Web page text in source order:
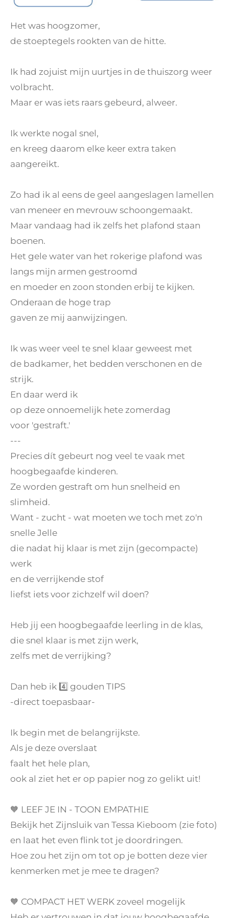
Het was hoogzomer,
de stoeptegels rookten van de hitte.
Ik had zojuist mijn uurtjes in de thuiszorg weer
volbracht.
Maar er was iets raars gebeurd, alweer.
Ik werkte nogal snel,
en kreeg daarom elke keer extra taken
aangereikt.
Zo had ik al eens de geel aangeslagen lamellen
van meneer en mevrouw schoongemaakt.
Maar vandaag had ik zelfs het plafond staan
boenen.
Het gele water van het rokerige plafond was
langs mijn armen gestroomd
en moeder en zoon stonden erbij te kijken.
Onderaan de hoge trap
gaven ze mij aanwijzingen.
Ik was weer veel te snel klaar geweest met
de badkamer, het bedden verschonen en de
strijk.
En daar werd ik
op deze onnoemelijk hete zomerdag
voor 'gestraft.'
---
Precies dít gebeurt nog veel te vaak met
hoogbegaafde kinderen.
Ze worden gestraft om hun snelheid en
slimheid.
Want - zucht - wat moeten we toch met zo'n
snelle Jelle
die nadat hij klaar is met zijn (gecompacte)
werk
en de verrijkende stof
liefst iets voor zichzelf wil doen?
Heb jij een hoogbegaafde leerling in de klas,
die snel klaar is met zijn werk,
zelfs met de verrijking?
Dan heb ik 4️⃣ gouden TIPS
-direct toepasbaar-
Ik begin met de belangrijkste.
Als je deze overslaat
faalt het hele plan,
ook al ziet het er op papier nog zo gelikt uit!
🧡 LEEF JE IN - TOON EMPATHIE
Bekijk het Zijnsluik van Tessa Kieboom (zie foto)
en laat het even flink tot je doordringen.
Hoe zou het zijn om tot op je botten deze vier
kenmerken met je mee te dragen?
🧡 COMPACT HET WERK zoveel mogelijk